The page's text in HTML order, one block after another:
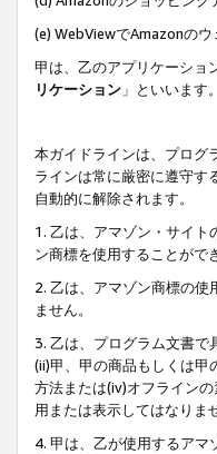
(e) WebViewでAmazonの
甲は、乙のアプリケーショ
リケーション 」といいます。
本ガイドラインは、プログ
ラインは常に厳密に遵守す
自動的に解除されます。
1. 乙は、アマゾン・サイ
ン商標を使用することがで
2. 乙は、アマゾン商標の使
ません。
3. 乙は、プログラム文書
(ii)甲、甲の商品もしくは甲
方法または(iv)オフライン
用または表示してはなりま
4. 甲は、乙が使用するア